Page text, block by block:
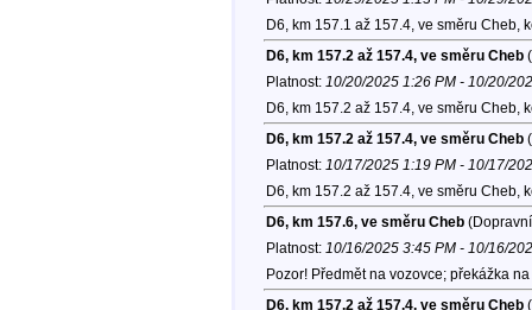
D6, km 157.1 až 157.4, ve směru Cheb,
D6, km 157.2 až 157.4, ve směru Cheb
Platnost: 10/20/2025 1:26 PM - 10/20/
D6, km 157.2 až 157.4, ve směru Cheb,
D6, km 157.2 až 157.4, ve směru Cheb
Platnost: 10/17/2025 1:19 PM - 10/17/
D6, km 157.2 až 157.4, ve směru Cheb,
D6, km 157.6, ve směru Cheb
Platnost: 10/16/2025 3:45 PM - 10/16/
Pozor! Předmět na vozovce; překážka
D6, km 157.2 až 157.4, ve směru Cheb